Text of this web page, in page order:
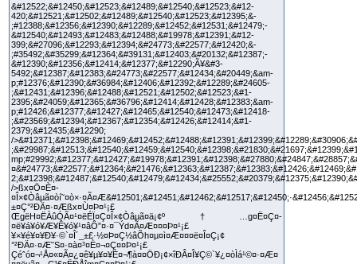
&#12522;&#12450;&#12523;&#12489;&#12540;&#12523;&#12-
420;&#12521;&#12502;&#12489;&#12540;&#12523;&#12395;&-
;#12388;&#12356;&#12390;&#12289;&#12452;&#12531;&#12479;-
&#12540;&#12493;&#12483;&#12488;&#19978;&#12391;&#12-
399;&#27096;&#12293;&#12394;&#24773;&#22577;&#12420;&-
;#35492;&#35299;&#12364;&#39131;&#12403;&#20132;&#12387;-
&#12390;&#12356;&#12414;&#12377;&#12290;Ã¥&#3-
5492;&#12387;&#12383;&#24773;&#22577;&#12434;&#20449;&am-
p;#12376;&#12390;&#36984;&#12406;&#12392;&#12289;&#24605-
;&#12431;&#12396;&#12488;&#12521;&#12502;&#12523;&#1-
2395;&#24059;&#12365;&#36796;&#12414;&#12428;&#12383;&am-
p;#12426;&#12377;&#12427;&#12465;&#12540;&#12473;&#12418-
;&#23569;&#12394;&#12367;&#12354;&#12426;&#12414;&#1-
2379;&#12435;&#12290;
/
/>ßx¤Ö¤È¤­
±¤Ç°²ÐÄ¤·¤Æßx¤Ù¤Þ¤¹¡£
ŒgëH¤ËÀûÓÃ¤¹¤ëÉÏ¤Ç¤Î×¢Òâµã¤ä¡¢º†…g¤Ë¤Ç¤­
¤ë¥á¥ó¥Æ¥Ê¥ó¥¹¤âÔ”¤·¤¯Ýd¤Ã¤Æ¤¤¤Þ¤¹¡£
¥×¥é¥¤¥Ð¥·©`¤Î´_±£·½¤Þ¤Ç½âÕh¤µ¤ì¤Æ¤¤¤ë¤Î¤Ç¡¢
°²ÐÄ¤·¤Æ˜S¤·¤à¤³¤È¤¬¤Ç¤­¤Þ¤¹¡£
Çéˆó¤¬¹Å¤«¤Ã¤¿¤ê¥µ¥¤¥È¤¬¶à¤¤ÖÐ¡¢×îÐÂ¤Î¥Ç©`¥¿¤òÌá¹©¤·¤Æ¤